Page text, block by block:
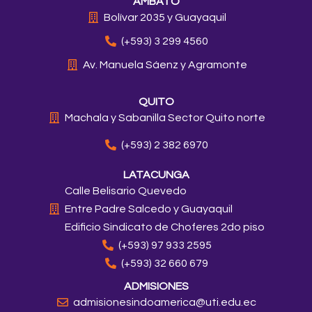
o
k
o
k
e
d
n
Bolívar 2035 y Guayaquil
(+593) 3 299 4560
Av. Manuela Sáenz y Agramonte
QUITO
Machala y Sabanilla Sector Quito norte
(+593) 2 382 6970
LATACUNGA
Calle Belisario Quevedo
Entre Padre Salcedo y Guayaquil
Edificio Sindicato de Choferes 2do piso
(+593) 97 933 2595
(+593) 32 660 679
ADMISIONES
admisionesindoamerica@uti.edu.ec